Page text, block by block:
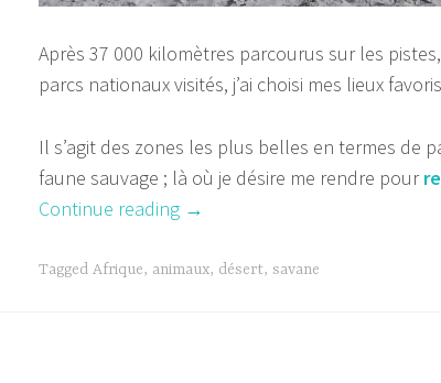
Après 37 000 kilomètres parcourus sur les
parcs nationaux visités, j’ai choisi mes lieux
Il s’agit des zones les plus belles en termes de
faune sauvage ; là où je désire me rendre pour
Continue reading “Mes
plus
→
Tagged Afrique, animaux, désert, savane